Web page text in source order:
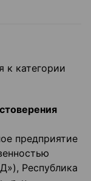
к категории
предприятие
Республика